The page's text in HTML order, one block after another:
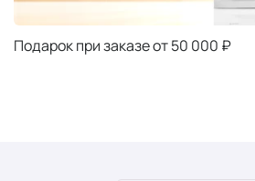
Реклама
от 50 000 ₽